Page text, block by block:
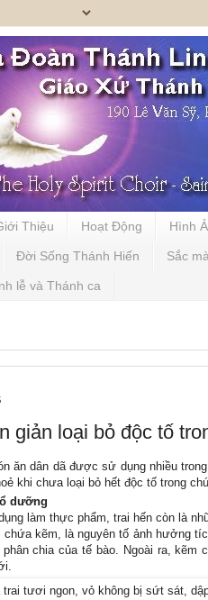
Thiệu Hoạt Động Hình
Đời Sống Thánh Hiến Sắc
lễ và Thánh ca
giản loại bỏ độc tố
ăn dân dã được sử dụng nhiều
khi chưa loại bỏ hết độc tố trong
dưỡng
làm thực phẩm, trai hến còn là
chứa kẽm, là nguyên tố ảnh hưởng
chia của tế bào. Ngoài ra, kẽm